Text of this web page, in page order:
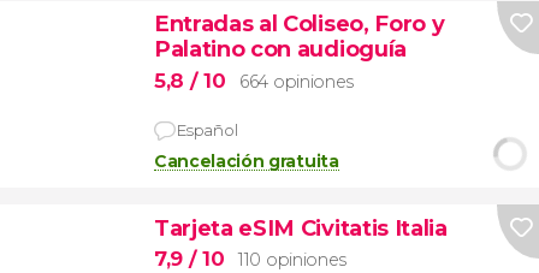
Entradas al Coliseo, Foro y
Palatino con audioguía
5,8 / 10 664 opiniones
Español
Cancelación gratuita
Tarjeta eSIM Civitatis Italia
7,9 / 10 110 opiniones